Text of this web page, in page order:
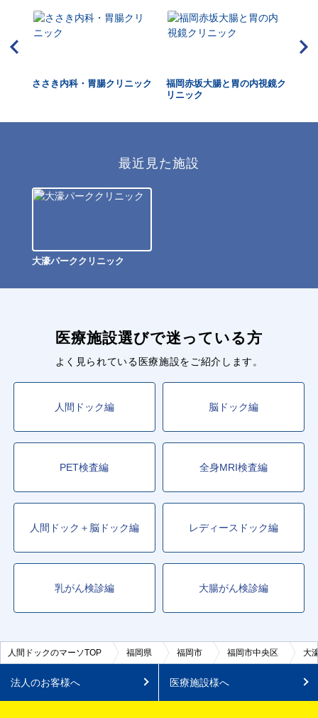
ささき内科・胃腸クリニック
福岡赤坂大腸と胃の内視鏡ク
リニック
最近見た施設
大濠パーククリニック
医療施設選びで迷っている方
よく見られている医療施設をご紹介します。
人間ドック編 脳ドック編
PET検査編 全身MRI検査編
人間ドック＋脳ドック編 レディースドック編
乳がん検診編 大腸がん検診編
人間ドックのマーソTOP 福岡県 福岡市 福岡市中央区 大
法人のお客様へ 医療施設様へ